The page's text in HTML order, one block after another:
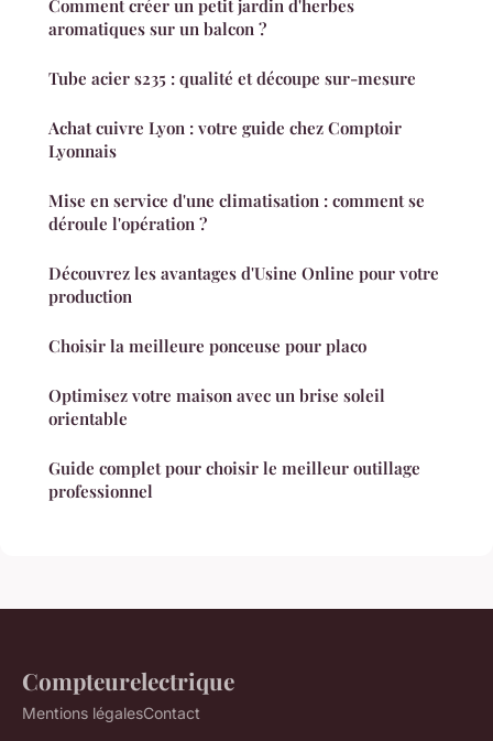
Comment créer un petit jardin d'herbes
aromatiques sur un balcon ?
Tube acier s235 : qualité et découpe sur-mesure
Achat cuivre Lyon : votre guide chez Comptoir
Lyonnais
Mise en service d'une climatisation : comment se
déroule l'opération ?
Découvrez les avantages d'Usine Online pour votre
production
Choisir la meilleure ponceuse pour placo
Optimisez votre maison avec un brise soleil
orientable
Guide complet pour choisir le meilleur outillage
professionnel
Compteurelectrique
Mentions légalesContact